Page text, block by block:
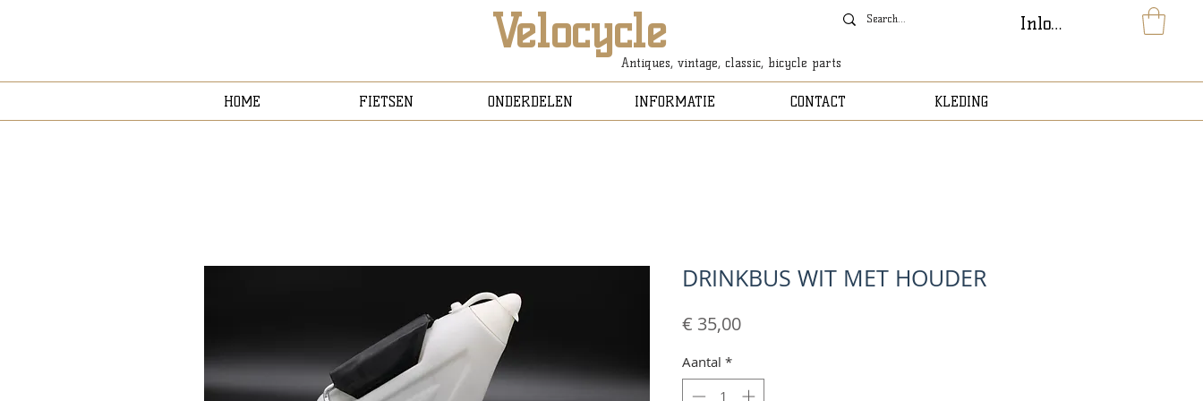
Velocycle
Antiques, vintage, classic, bicycle parts
Inloggen
HOME FIETSEN ONDERDELEN INFORMATIE CONTACT KLEDING
DRINKBUS WIT MET HOUDER
€ 35,00Prijs
Aantal *